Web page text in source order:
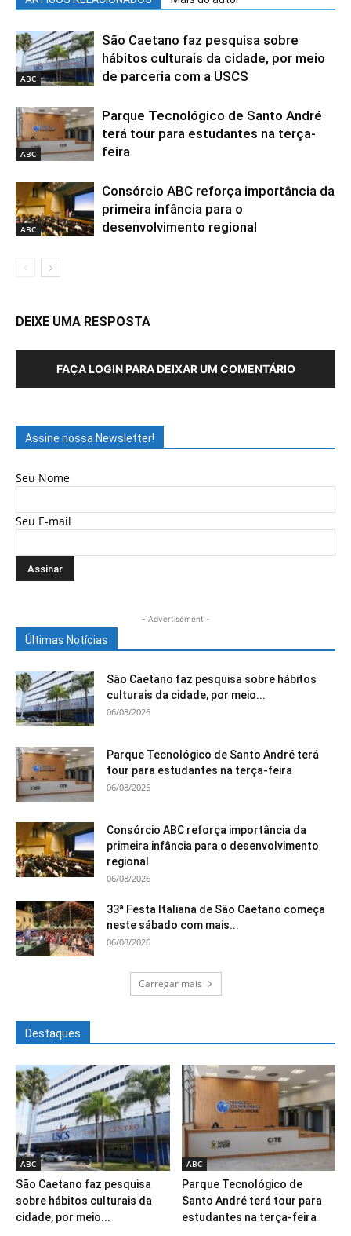
ABC
São Caetano faz pesquisa sobre
hábitos culturais da cidade, por meio
de parceria com a USCS
ABC
Parque Tecnológico de Santo André
terá tour para estudantes na terça-
feira
ABC
Consórcio ABC reforça importância da
primeira infância para o
desenvolvimento regional
DEIXE UMA RESPOSTA
FAÇA LOGIN PARA DEIXAR UM COMENTÁRIO
Assine nossa Newsletter!
Seu Nome
Seu E-mail
- Advertisement -
Últimas Notícias
São Caetano faz pesquisa sobre hábitos
culturais da cidade, por meio...
06/08/2026
Parque Tecnológico de Santo André terá
tour para estudantes na terça-feira
06/08/2026
Consórcio ABC reforça importância da
primeira infância para o desenvolvimento
regional
06/08/2026
33ª Festa Italiana de São Caetano começa
neste sábado com mais...
06/08/2026
Carregar mais
Destaques
ABC
São Caetano faz pesquisa
sobre hábitos culturais da
cidade, por meio...
ABC
Parque Tecnológico de
Santo André terá tour para
estudantes na terça-feira